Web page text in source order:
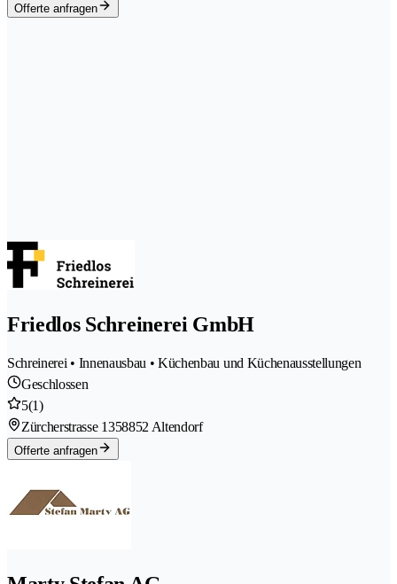
Offerte anfragen
Friedlos Schreinerei GmbH
Schreinerei • Innenausbau • Küchenbau und Küchenausstellungen
Geschlossen
5(1)
Zürcherstrasse 1358852 Altendorf
Offerte anfragen